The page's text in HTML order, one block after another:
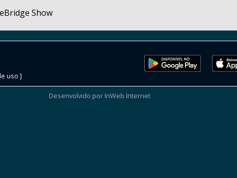
Show
uso ]
Desenvolvido por InWeb Internet